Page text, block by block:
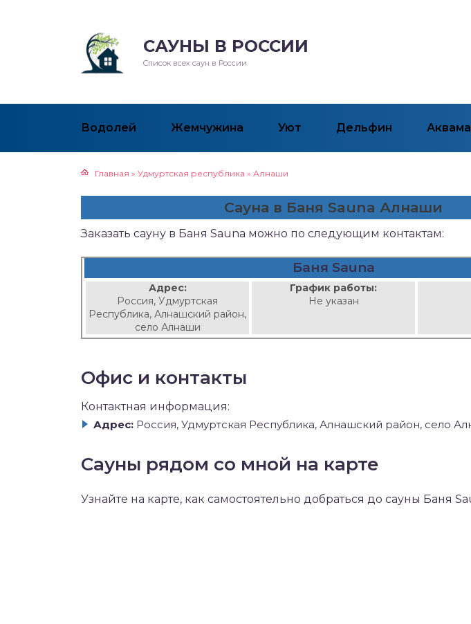
САУНЫ В РОССИИ
Список всех саун в России
Водолей Жемчужина Уют Дельфин
Главная » Удмуртская республика » Алнаши
Сауна в Баня Sauna Алнаши
Заказать сауну в Баня Sauna можно по следующим контактам:
Баня Sauna
Адрес:
Россия, Удмуртская
Республика, Алнашский район,
село Алнаши
График работы:
Не указан
Офис и контакты
Контактная информация:
Адрес: Россия, Удмуртская Республика, Алнашский район, село
Сауны рядом со мной на карте
Узнайте на карте, как самостоятельно добраться до сауны Баня